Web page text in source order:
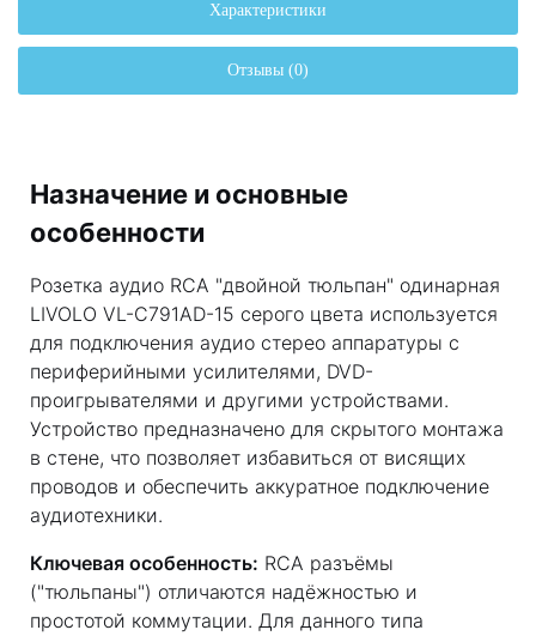
Характеристики
Отзывы (0)
Назначение и основные
особенности
Розетка аудио RCA "двойной тюльпан" одинарная
LIVOLO VL-C791AD-15 серого цвета используется
для подключения аудио стерео аппаратуры с
периферийными усилителями, DVD-
проигрывателями и другими устройствами.
Устройство предназначено для скрытого монтажа
в стене, что позволяет избавиться от висящих
проводов и обеспечить аккуратное подключение
аудиотехники.
Ключевая особенность: RCA разъёмы
("тюльпаны") отличаются надёжностью и
простотой коммутации. Для данного типа